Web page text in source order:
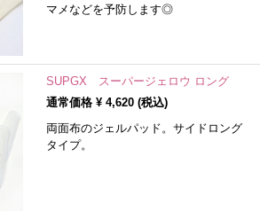
マメなどを予防します◎
SUPGX スーパージェロウ ロング
通常価格 ¥ 4,620(税込)
両面布のジェルパッド。サイドロング
タイプ。